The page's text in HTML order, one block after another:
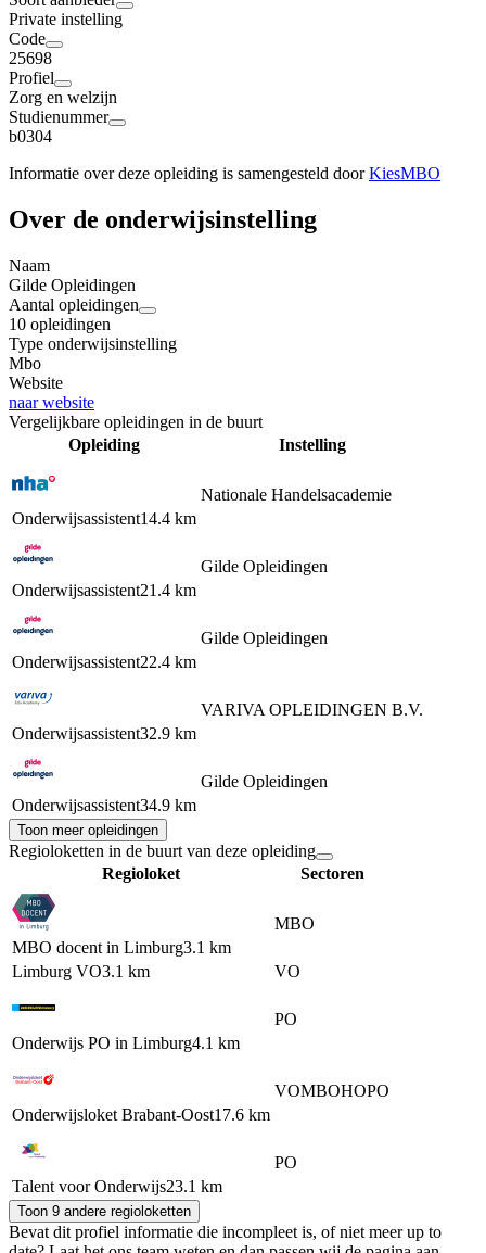
Private instelling
Code
25698
Profiel
Zorg en welzijn
Studienummer
b0304
Informatie over deze opleiding is samengesteld doorKiesMBO
Over de onderwijsinstelling
Naam
Gilde Opleidingen
Aantal opleidingen
10 opleidingen
Type onderwijsinstelling
Mbo
Website
naar website
Vergelijkbare opleidingen in de buurt
Opleiding
Instelling
Onderwijsassistent14.4 km
Nationale Handelsacademie
Onderwijsassistent21.4 km
Gilde Opleidingen
Onderwijsassistent22.4 km
Gilde Opleidingen
Onderwijsassistent32.9 km
VARIVA OPLEIDINGEN B.V.
Onderwijsassistent34.9 km
Gilde Opleidingen
Toon meer opleidingen
Regioloketten in de buurt van deze opleiding
Regioloket
Sectoren
MBO docent in Limburg3.1 km
MBO
Limburg VO3.1 km VO
Onderwijs PO in Limburg4.1 km
PO
Onderwijsloket Brabant-Oost17.6 km
VOMBOHOPO
Talent voor Onderwijs23.1 km
PO
Toon 9 andere regioloketten
Bevat dit profiel informatie die incompleet is, of niet meer up to